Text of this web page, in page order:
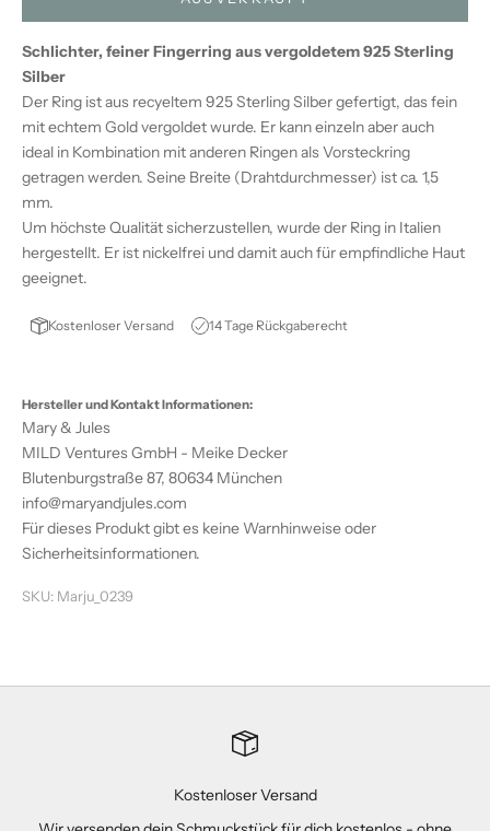
Schlichter, feiner Fingerring aus vergoldetem 925 Sterling
Silber
Der Ring ist aus recyeltem 925 Sterling Silber gefertigt, das fein
mit echtem Gold vergoldet wurde. Er kann einzeln aber auch
ideal in Kombination mit anderen Ringen als Vorsteckring
getragen werden. Seine Breite (Drahtdurchmesser) ist ca. 1,5
mm.
Um höchste Qualität sicherzustellen, wurde der Ring in Italien
hergestellt. Er ist nickelfrei und damit auch für empfindliche Haut
geeignet.
Kostenloser Versand 14 Tage Rückgaberecht
Hersteller und Kontakt Informationen:
Mary & Jules
MILD Ventures GmbH - Meike Decker
Blutenburgstraße 87, 80634 München
info@maryandjules.com
Für dieses Produkt gibt es keine Warnhinweise oder
Sicherheitsinformationen.
SKU: Marju_0239
Kostenloser Versand